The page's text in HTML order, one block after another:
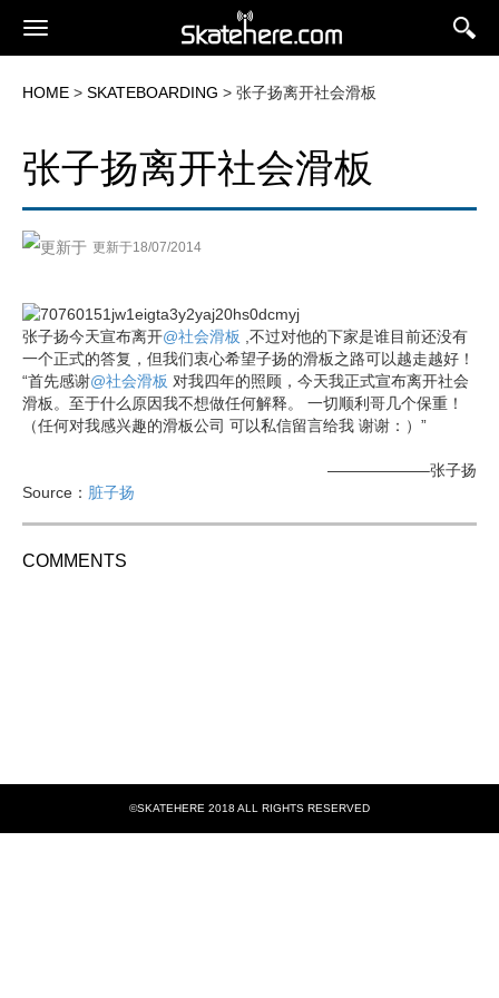
HOME > SKATEBOARDING > 张子扬离开社会滑板
张子扬离开社会滑板
更新于18/07/2014
张子扬今天宣布离开@社会滑板
,不过对他的下家是谁目前还没有
一个正式的答复，但我们衷心希望子扬的滑板之路可以越走越好！
“首先感谢@社会滑板 对我四年的照顾，今天我正式宣布离开社会
滑板。至于什么原因我不想做任何解释。 一切顺利哥几个保重！
（任何对我感兴趣的滑板公司 可以私信留言给我 谢谢：）”
——————–张子扬
Source： 脏子扬
COMMENTS
©SKATEHERE 2018 ALL RIGHTS RESERVED